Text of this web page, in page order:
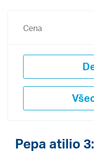
Cena
Pepa atilio 3: